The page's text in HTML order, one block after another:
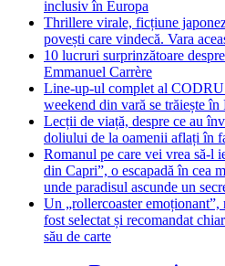
inclusiv în Europa
Thrillere virale, ficțiune
povești care vindecă. Vara
10 lucruri surprinzătoare
Emmanuel Carrère
Line-up-ul complet al
weekend din vară se trăiește
Lecții de viață, despre ce au
doliului de la oamenii aflați în
Romanul pe care vei vrea să-l
din Capri”, o escapadă în cea
unde paradisul ascunde un
Un „rollercoaster emoționant”,
fost selectat și recomandat
său de carte